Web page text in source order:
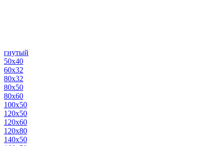
гнутый
50х40
60х32
80х32
80х50
80х60
100х50
120х50
120х60
120х80
140х50